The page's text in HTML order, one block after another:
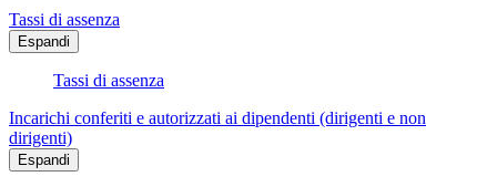
Tassi di assenza
Espandi
Tassi di assenza
Incarichi conferiti e autorizzati ai dipendenti (dirigenti e non
dirigenti)
Espandi